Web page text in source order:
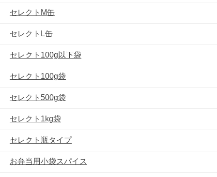
セレクトM缶
セレクトL缶
セレクト100g以下袋
セレクト100g袋
セレクト500g袋
セレクト1kg袋
セレクト瓶タイプ
お弁当用小袋スパイス